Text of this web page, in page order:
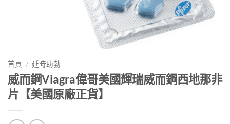
首頁 / 延時助勃
威而鋼Viagra偉哥美國輝瑞威而鋼西地那非
片【美國原廠正貨】